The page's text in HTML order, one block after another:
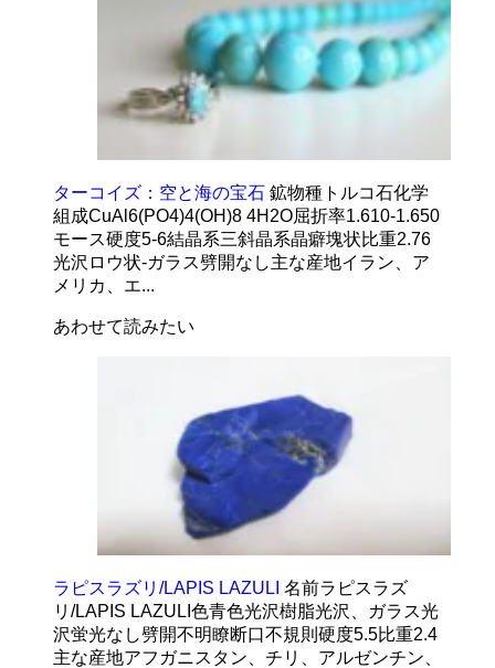
ターコイズ：空と海の宝石 鉱物種トルコ石化学
組成CuAl6(PO4)4(OH)8 4H2O屈折率1.610-1.650
モース硬度5-6結晶系三斜晶系晶癖塊状比重2.76
光沢ロウ状-ガラス劈開なし主な産地イラン、ア
メリカ、エ...
あわせて読みたい
ラピスラズリ/LAPIS LAZULI 名前ラピスラズ
リ/LAPIS LAZULI色青色光沢樹脂光沢、ガラス光
沢蛍光なし劈開不明瞭断口不規則硬度5.5比重2.4
主な産地アフガニスタン、チリ、アルゼンチン、